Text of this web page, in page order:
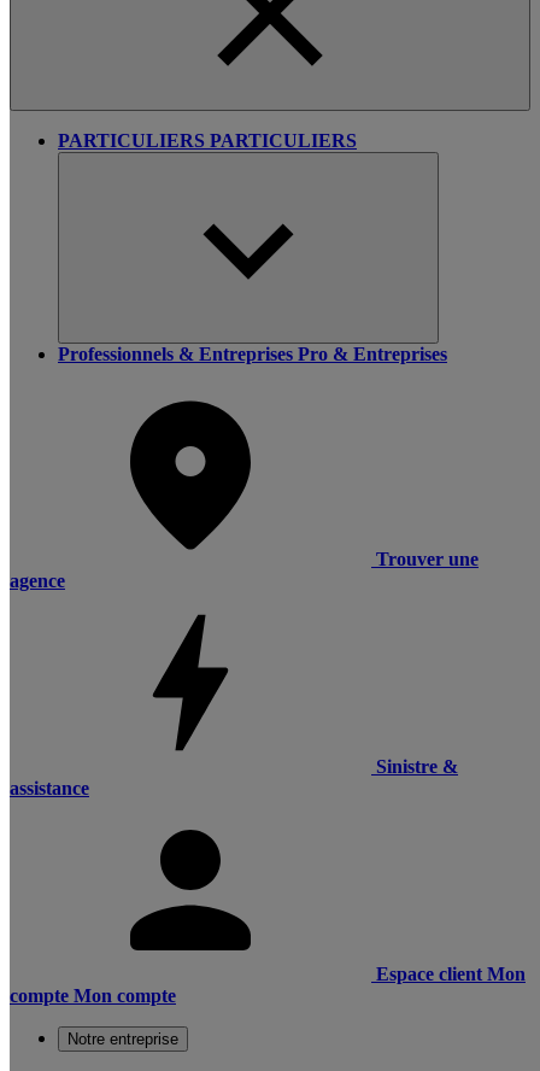
PARTICULIERS PARTICULIERS
Professionnels & Entreprises Pro & Entreprises
Trouver une
agence
Sinistre &
assistance
Espace client Mon
compte Mon compte
Notre entreprise